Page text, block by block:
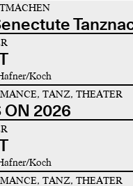
Koch
TANZ, THEATER
ON 2026
Koch
TANZ, THEATER